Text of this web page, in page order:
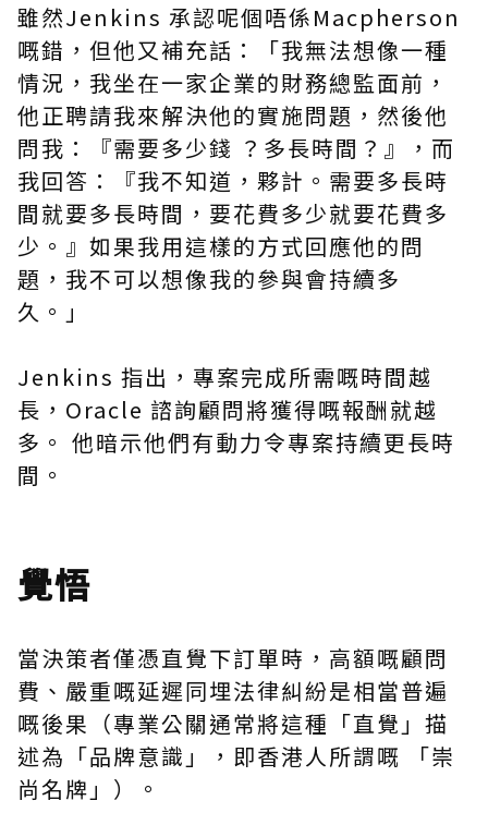
雖然Jenkins 承認呢個唔係Macpherson
嘅錯，但他又補充話：「我無法想像一種
情況，我坐在一家企業的財務總監面前，
他正聘請我來解決他的實施問題，然後他
問我：『需要多少錢 ？多長時間？』，而
我回答：『我不知道，夥計。需要多長時
間就要多長時間，要花費多少就要花費多
少。』如果我用這樣的方式回應他的問
題，我不可以想像我的參與會持續多
久。」
Jenkins 指出，專案完成所需嘅時間越
長，Oracle 諮詢顧問將獲得嘅報酬就越
多。 他暗示他們有動力令專案持續更長時
間。
覺悟
當決策者僅憑直覺下訂單時，高額嘅顧問
費、嚴重嘅延遲同埋法律糾紛是相當普遍
嘅後果（專業公關通常將這種「直覺」描
述為「品牌意識」，即香港人所謂嘅
「崇
尚名牌」）。